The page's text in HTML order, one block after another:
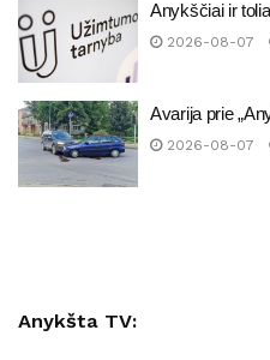
Anykščiai ir
2026-08-07
Avarija prie
2026-08-07
Anykšta TV: